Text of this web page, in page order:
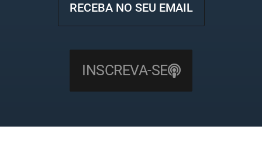
RECEBA NO SEU EMAIL
INSCREVA-SE